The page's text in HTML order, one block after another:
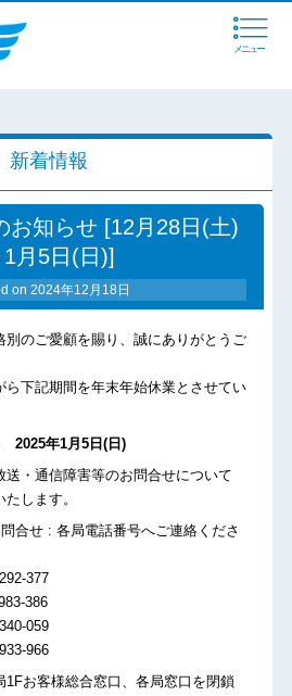
メニュー
新着情報
お知らせ [12月28日(土)
1月5日(日)]
on 2024年12月18日
のご愛顧を賜り、誠にありがとうご
ら下記期間を年末年始休業とさせてい
2025年1月5日(日)
送・通信障害等のお問合せについて
します。
合せ : 各局電話番号へご連絡くださ
377
386
059
966
お客様総合窓口、各局窓口を閉鎖